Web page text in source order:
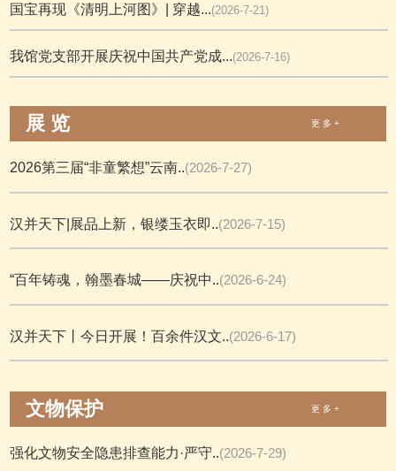
国宝再现《清明上河图》| 穿越...(2026-7-21)
我馆党支部开展庆祝中国共产党成...(2026-7-16)
展 览 更 多 +
2026第三届“非童繁想”云南..(2026-7-27)
汉并天下|展品上新，银缕玉衣即..(2026-7-15)
“百年铸魂，翰墨春城——庆祝中..(2026-6-24)
汉并天下丨今日开展！百余件汉文..(2026-6-17)
文物保护 更 多 +
强化文物安全隐患排查能力·严守..(2026-7-29)